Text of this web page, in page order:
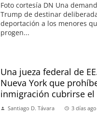
Foto cortesía DN Una
Trump de destinar
deportación a los menores
progen...
Una jueza federal de
Nueva York que
inmigración cubrirse
Santiago D. Távara 3 días ago